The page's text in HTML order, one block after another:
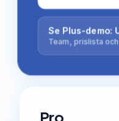
Se Plus-demo:
Team, prislista och
Pro